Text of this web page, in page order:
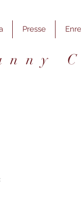
Presse
n n y